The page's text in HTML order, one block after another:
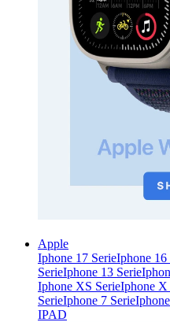
Apple
Iphone 17 SerieIphone 16
SerieIphone 13 Serie
Iphone XS SerieIphone X
SerieIphone 7 Serie
IPAD